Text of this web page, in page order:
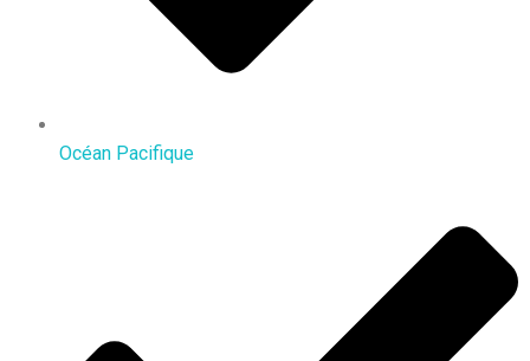
Océan Pacifique